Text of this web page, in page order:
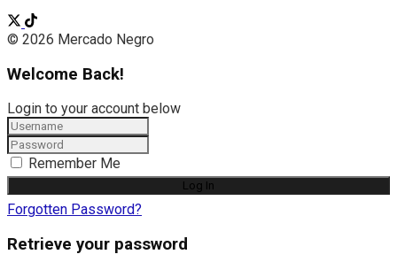
© 2026 Mercado Negro
Welcome Back!
Login to your account below
Remember Me
Forgotten Password?
Retrieve your password